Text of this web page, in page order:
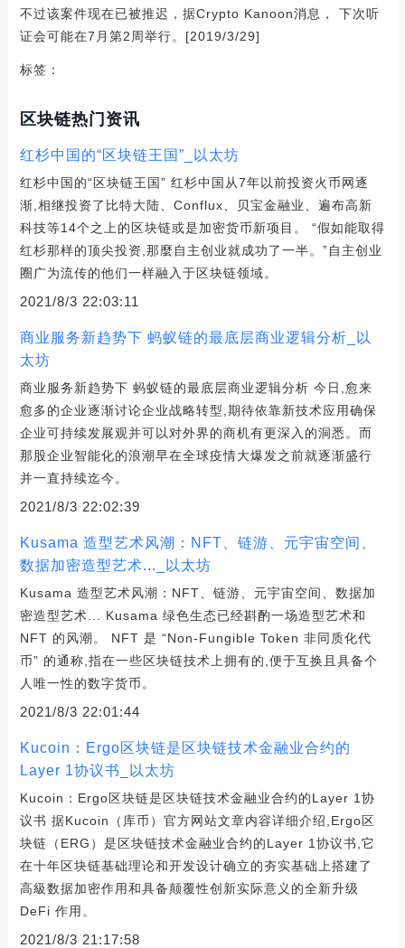
不过该案件现在已被推迟，据Crypto Kanoon消息， 下次听
证会可能在7月第2周举行。[2019/3/29]
标签：
区块链热门资讯
红杉中国的“区块链王国”_以太坊
红杉中国的“区块链王国” 红杉中国从7年以前投资火币网逐
渐,相继投资了比特大陆、Conflux、贝宝金融业、遍布高新
科技等14个之上的区块链或是加密货币新项目。 “假如能取得
红杉那样的顶尖投资,那麼自主创业就成功了一半。”自主创业
圈广为流传的他们一样融入于区块链领域。
2021/8/3 22:03:11
商业服务新趋势下 蚂蚁链的最底层商业逻辑分析_以
太坊
商业服务新趋势下 蚂蚁链的最底层商业逻辑分析 今日,愈来
愈多的企业逐渐讨论企业战略转型,期待依靠新技术应用确保
企业可持续发展观并可以对外界的商机有更深入的洞悉。而
那股企业智能化的浪潮早在全球疫情大爆发之前就逐渐盛行
并一直持续迄今。
2021/8/3 22:02:39
Kusama 造型艺术风潮：NFT、链游、元宇宙空间、
数据加密造型艺术..._以太坊
Kusama 造型艺术风潮：NFT、链游、元宇宙空间、数据加
密造型艺术... Kusama 绿色生态已经斟酌一场造型艺术和
NFT 的风潮。 NFT 是 “Non-Fungible Token 非同质化代
币” 的通称,指在一些区块链技术上拥有的,便于互换且具备个
人唯一性的数字货币。
2021/8/3 22:01:44
Kucoin：Ergo区块链是区块链技术金融业合约的
Layer 1协议书_以太坊
Kucoin：Ergo区块链是区块链技术金融业合约的Layer 1协
议书 据Kucoin（库币）官方网站文章内容详细介绍,Ergo区
块链（ERG）是区块链技术金融业合约的Layer 1协议书,它
在十年区块链基础理论和开发设计确立的夯实基础上搭建了
高級数据加密作用和具备颠覆性创新实际意义的全新升级
DeFi 作用。
2021/8/3 21:17:58